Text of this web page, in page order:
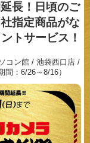
長！ 日頃のご
指定商品がな
トサービス！
コン館 / 池袋西口店 /
：6/26～8/16）